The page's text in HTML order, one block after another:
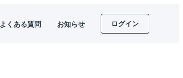
よくある質問 お知らせ ログイン